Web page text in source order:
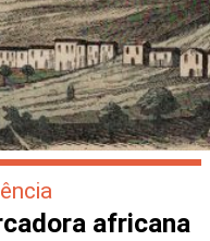
africana